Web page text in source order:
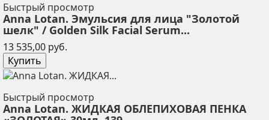
Быстрый просмотр
Anna Lotan. Эмульсия для лица "Золотой
шелк" / Golden Silk Facial Serum...
13 535,00 руб.
Купить
Быстрый просмотр
Anna Lotan. ЖИДКАЯ ОБЛЕПИХОВАЯ ПЕНКА